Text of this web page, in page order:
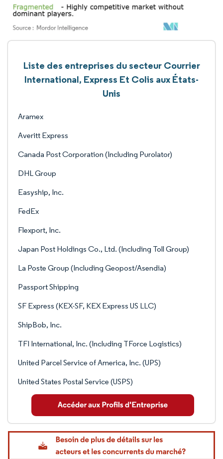
Liste des entreprises du secteur Courrier
International, Express Et Colis aux États-
Unis
Aramex
Averitt Express
Canada Post Corporation (Including Purolator)
DHL Group
Easyship, Inc.
FedEx
Flexport, Inc.
Japan Post Holdings Co., Ltd. (Including Toll Group)
La Poste Group (Including Geopost/Asendia)
Passport Shipping
SF Express (KEX-SF, KEX Express US LLC)
ShipBob, Inc.
TFI International, Inc. (Including TForce Logistics)
United Parcel Service of America, Inc. (UPS)
United States Postal Service (USPS)